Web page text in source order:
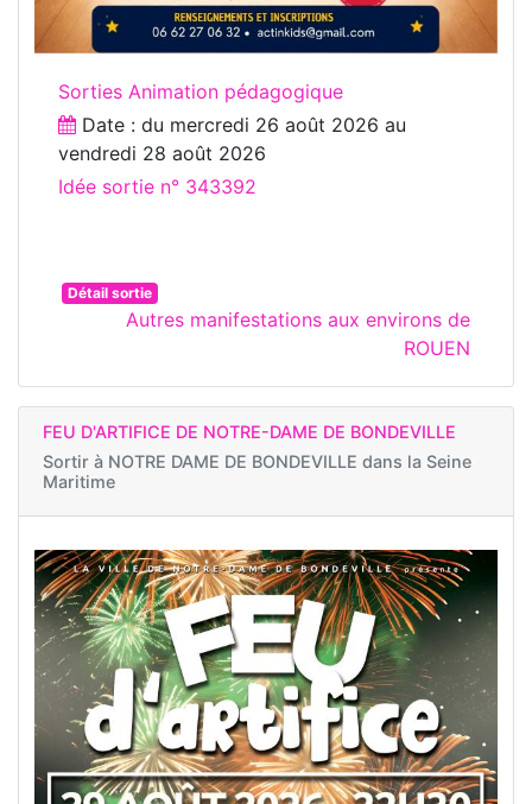
Sorties Animation pédagogique
Date : du mercredi 26 août 2026 au
vendredi 28 août 2026
Idée sortie n° 343392
Détail sortie
Autres manifestations aux environs de
ROUEN
FEU D'ARTIFICE DE NOTRE-DAME DE BONDEVILLE
Sortir à NOTRE DAME DE BONDEVILLE dans la Seine
Maritime